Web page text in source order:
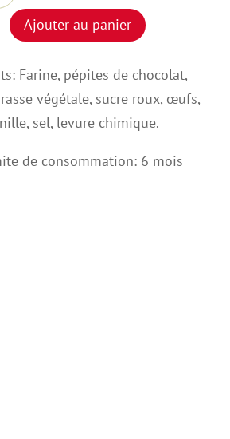
Ajouter au panier
Farine, pépites de chocolat,
végétale, sucre roux, œufs,
sel, levure chimique.
de consommation: 6 mois